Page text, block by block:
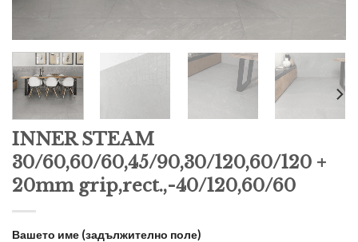
INNER STEAM
30/60,60/60,45/90,30/120,60/120 +
20mm grip,rect.,-40/120,60/60
Вашето име (задължително поле)